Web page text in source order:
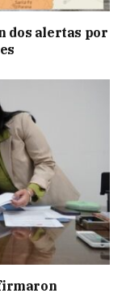
dos alertas por